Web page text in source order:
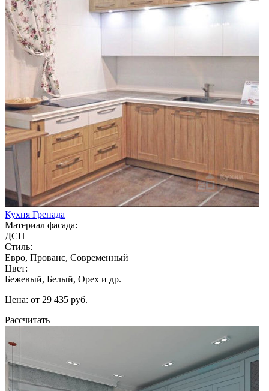
Кухня Гренада
Материал фасада:
ДСП
Стиль:
Евро, Прованс, Современный
Цвет:
Бежевый, Белый, Орех и др.
Цена: от 29 435 руб.
Рассчитать